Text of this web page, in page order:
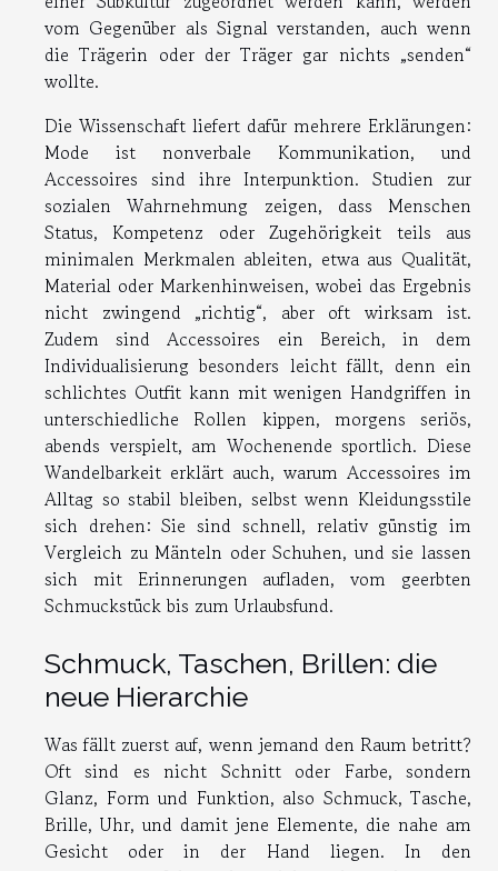
vom Gegenüber als Signal verstanden, auch wenn
die Trägerin oder der Träger gar nichts „senden“
wollte.
Die Wissenschaft liefert dafür mehrere Erklärungen:
Mode ist nonverbale Kommunikation, und
Accessoires sind ihre Interpunktion. Studien zur
sozialen Wahrnehmung zeigen, dass Menschen
Status, Kompetenz oder Zugehörigkeit teils aus
minimalen Merkmalen ableiten, etwa aus Qualität,
Material oder Markenhinweisen, wobei das Ergebnis
nicht zwingend „richtig“, aber oft wirksam ist.
Zudem sind Accessoires ein Bereich, in dem
Individualisierung besonders leicht fällt, denn ein
schlichtes Outfit kann mit wenigen Handgriffen in
unterschiedliche Rollen kippen, morgens seriös,
abends verspielt, am Wochenende sportlich. Diese
Wandelbarkeit erklärt auch, warum Accessoires im
Alltag so stabil bleiben, selbst wenn Kleidungsstile
sich drehen: Sie sind schnell, relativ günstig im
Vergleich zu Mänteln oder Schuhen, und sie lassen
sich mit Erinnerungen aufladen, vom geerbten
Schmuckstück bis zum Urlaubsfund.
Schmuck, Taschen, Brillen: die
neue Hierarchie
Was fällt zuerst auf, wenn jemand den Raum betritt?
Oft sind es nicht Schnitt oder Farbe, sondern
Glanz, Form und Funktion, also Schmuck, Tasche,
Brille, Uhr, und damit jene Elemente, die nahe am
Gesicht oder in der Hand liegen. In den